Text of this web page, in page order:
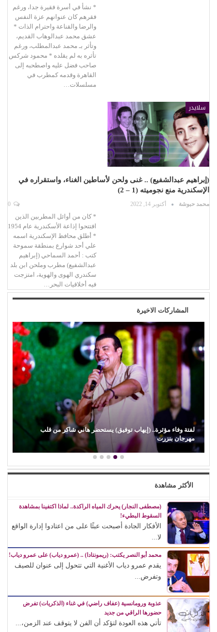
* نشأ في أسرة فقيرة جدا، ورغم
فقرهم كان عنوانهم عزة النفس
والرضا والقناعة واحترام الذات *
عشق محمد عبدالوهاب القديم،
وتأثر بـ محمد عبدالمطلب، ورغم
تأثره به لم يقلده * محمود شركس
صاحب فضل عليه واصطحبه إلى
القاهرة وقدمه كمطرب في
مسلسلات…
سلايدر
(إبراهيم عبدالشفيع) .. غنى ولحن لأساطين الغناء، واستقراره في
الإسكندرية منع نجوميته (1 – 2)
محمد حبوشة أكتوبر 14, 2022
* كان من أوائل المطربين الذين
افتتحوا إذاعة الأسكندرية عام 1954
* أطلق محافظ الإسكندرية اسمه
علي أحد شوارع بمنطقة سموحة
كتب : أحمد السماحي (إبراهيم
عبدالشفيع) مطرب وملحن ابن بلد
سكندري الهوى والهوية، امتزجت
فيه أخلاقيات البحر…
المشاركات الاخيرة
لفتة وفاء مؤثرة.. (إيهاب توفيق) يستحضر هاني شاكر من قلب
مهرجان بنزرت
الأكثر مشاهدة
(مصطفى النجار) يحرك المياه الراكدة.. لماذا اكتفينا بمشاهدة
السقوط البطيء!
الأفكار الجادة أصبحت عبئًا على من اعتادوا إدارة الواقع
لا...
محمد أبو النصر يكتب: (ريمونتادا) .. (عمرو دياب) على عمرو دياب!
يقدم عمرو دياب الأغنية التي تتحول إلى عنوان للصيف
وتفرض...
عذوبة ورومانسية (عفاف راضي) في غناء (الذكريات) تفرض
حضورها الراقي من جديد
تأتي هذه العودة لتؤكد أن الفن لا يتوقف عند الزمن،...